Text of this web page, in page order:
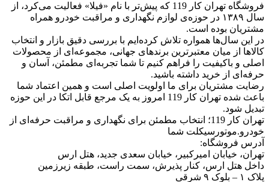
فروشگاه تهران کار 119 که پیش‌تر با نام «فیلا» فعالیت می‌کرد، از
سال ۱۳۸۹ در حوزه‌ی لوازم نگهداری و مراقبت خودرو همراه
مشتریان بوده است.
در این سال‌ها همواره تلاش کرده‌ایم با بررسی دقیق بازار و انتخاب
کالاها از میان معتبرترین برندهای جهانی، مجموعه‌ای از محصولات
اصلی و باکیفیت را فراهم کنیم تا شما تجربه‌ای مطمئن، آسان و
حرفه‌ای از خرید داشته باشید.
رضایت مشتریان برای ما اولویت اصلی است و همین اعتماد شما
باعث شده تهران کار 119 امروز به یک مرجع قابل اتکا در این حوزه
تبدیل شود.
تهران کار 119؛ انتخاب مطمئن برای نگهداری و مراقبت حرفه‌ای از
خودرو.موتورسیکلت شما
آدرس فروشگاه:
تهران، خیابان امیرکبیر، خیابان سعدی جدید، هتل ارس
داخل هتل ارس، کنار پذیرش، سمت راست، طبقه زیرزمین
پلاک ۱ – بلوک ۹ شرقی